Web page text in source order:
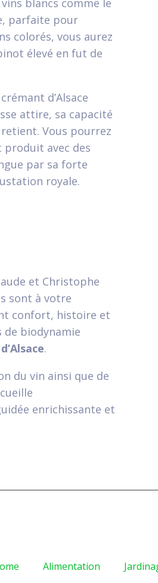
blancs comme le
parfaite pour
colorés, vous aurez
élevé en fut de
d’Alsace
attire, sa capacité
Vous pourrez
produit avec des
par sa forte
royale.
et Christophe
sont à votre
confort, histoire et
biodynamie
.
du vin ainsi que de
enrichissante et
Alimentation